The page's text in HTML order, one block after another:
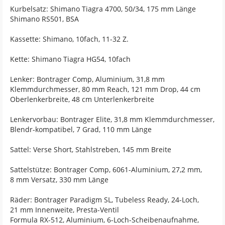
Kurbelsatz: Shimano Tiagra 4700, 50/34, 175 mm Länge
Shimano RS501, BSA
Kassette: Shimano, 10fach, 11-32 Z.
Kette: Shimano Tiagra HG54, 10fach
Lenker: Bontrager Comp, Aluminium, 31,8 mm
Klemmdurchmesser, 80 mm Reach, 121 mm Drop, 44 cm
Oberlenkerbreite, 48 cm Unterlenkerbreite
Lenkervorbau: Bontrager Elite, 31,8 mm Klemmdurchmesser,
Blendr-kompatibel, 7 Grad, 110 mm Länge
Sattel: Verse Short, Stahlstreben, 145 mm Breite
Sattelstütze: Bontrager Comp, 6061-Aluminium, 27,2 mm,
8 mm Versatz, 330 mm Länge
Räder: Bontrager Paradigm SL, Tubeless Ready, 24-Loch,
21 mm Innenweite, Presta-Ventil
Formula RX-512, Aluminium, 6-Loch-Scheibenaufnahme,